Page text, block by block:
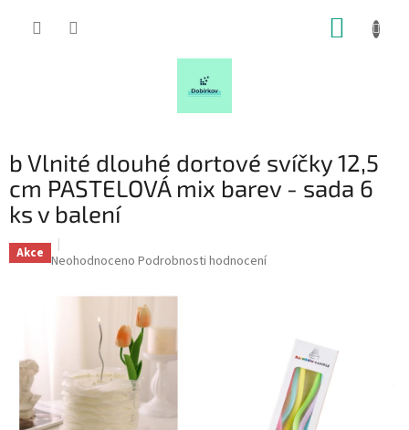
b Vlnité dlouhé dortové svíčky 12,5
cm PASTELOVÁ mix barev - sada 6
ks v balení
Akce Průměrné
produktu
hvězdiček.
Neohodnoceno Podrobnosti hodnocení